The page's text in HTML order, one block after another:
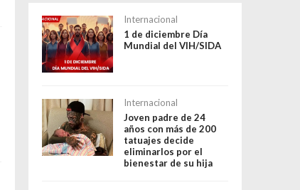
Internacional
1 de diciembre Día
Mundial del VIH/SIDA
Internacional
Joven padre de 24
años con más de 200
tatuajes decide
eliminarlos por el
bienestar de su hija